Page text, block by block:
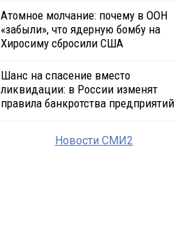
Атомное молчание: почему в ООН
«забыли», что ядерную бомбу на
Хиросиму сбросили США
Шанс на спасение вместо
ликвидации: в России изменят
правила банкротства предприятий
Новости СМИ2